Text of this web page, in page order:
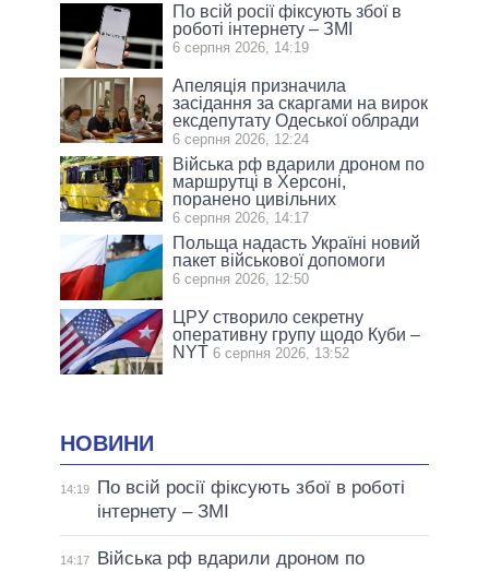
По всій росії фіксують збої в
роботі інтернету – ЗМІ
6 серпня 2026, 14:19
Апеляція призначила
засідання за скаргами на вирок
ексдепутату Одеської облради
6 серпня 2026, 12:24
Війська рф вдарили дроном по
маршрутці в Херсоні,
поранено цивільних
6 серпня 2026, 14:17
Польща надасть Україні новий
пакет військової допомоги
6 серпня 2026, 12:50
ЦРУ створило секретну
оперативну групу щодо Куби –
NYT 6 серпня 2026, 13:52
НОВИНИ
14:19
По всій росії фіксують збої в роботі
інтернету – ЗМІ
14:17
Війська рф вдарили дроном по